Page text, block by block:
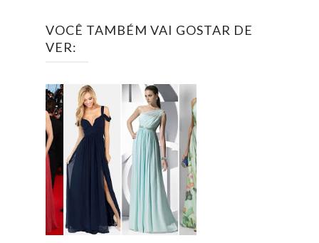
VOCÊ TAMBÉM VAI GOSTAR DE
VER: